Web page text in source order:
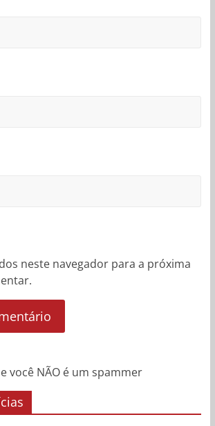
neste navegador para a próxima
você NÃO é um spammer